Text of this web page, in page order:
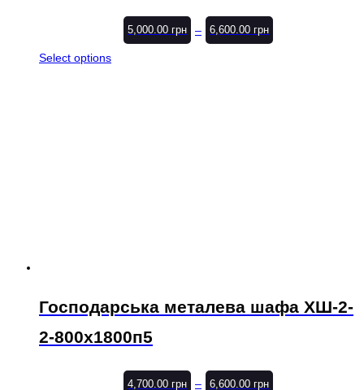
5,000.00 грн – 6,600.00 грн
Select options
Господарська металева шафа ХШ-2-
2-800х1800п5
4,700.00 грн – 6,600.00 грн